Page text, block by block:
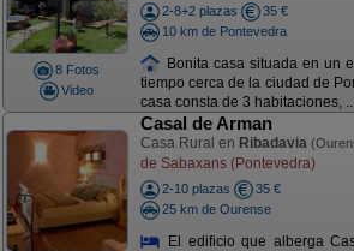
8 Fotos
Video
2-8+2 plazas
35 €
10 km de Pontevedra
Bonita casa situada en un
tiempo cerca de la ciudad de
casa consta de 3 habitaciones,
Casal de Arman
Casa Rural en Ribadavia
de Sabaxans (Pontevedra)
2-10 plazas
35 €
25 km de Ourense
El edificio que alberga